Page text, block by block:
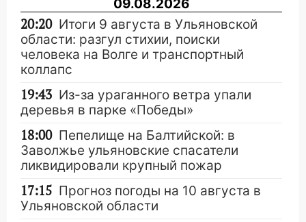
09.08.2026
20:20 Итоги 9 августа в Ульяновской
области: разгул стихии, поиски
человека на Волге и транспортный
коллапс
19:43 Из-за ураганного ветра упали
деревья в парке «Победы»
18:00 Пепелище на Балтийской: в
Заволжье ульяновские спасатели
ликвидировали крупный пожар
17:15 Прогноз погоды на 10 августа в
Ульяновской области